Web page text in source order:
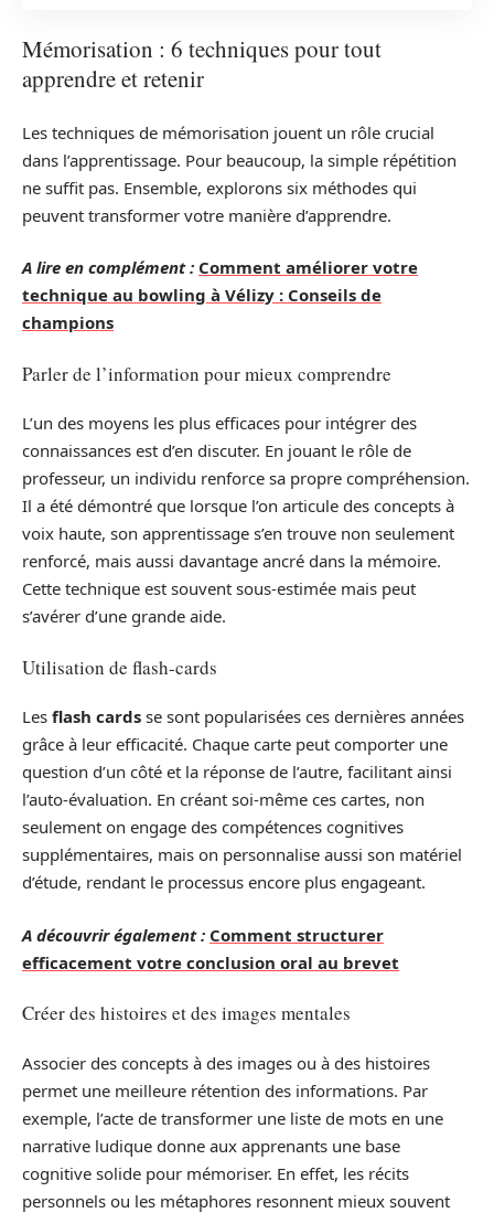
Mémorisation : 6 techniques pour tout
apprendre et retenir
Les techniques de mémorisation jouent un rôle crucial
dans l’apprentissage. Pour beaucoup, la simple répétition
ne suffit pas. Ensemble, explorons six méthodes qui
peuvent transformer votre manière d’apprendre.
A lire en complément : Comment améliorer votre
technique au bowling à Vélizy : Conseils de
champions
Parler de l’information pour mieux comprendre
L’un des moyens les plus efficaces pour intégrer des
connaissances est d’en discuter. En jouant le rôle de
professeur, un individu renforce sa propre compréhension.
Il a été démontré que lorsque l’on articule des concepts à
voix haute, son apprentissage s’en trouve non seulement
renforcé, mais aussi davantage ancré dans la mémoire.
Cette technique est souvent sous-estimée mais peut
s’avérer d’une grande aide.
Utilisation de flash-cards
Les flash cards se sont popularisées ces dernières années
grâce à leur efficacité. Chaque carte peut comporter une
question d’un côté et la réponse de l’autre, facilitant ainsi
l’auto-évaluation. En créant soi-même ces cartes, non
seulement on engage des compétences cognitives
supplémentaires, mais on personnalise aussi son matériel
d’étude, rendant le processus encore plus engageant.
A découvrir également : Comment structurer
efficacement votre conclusion oral au brevet
Créer des histoires et des images mentales
Associer des concepts à des images ou à des histoires
permet une meilleure rétention des informations. Par
exemple, l’acte de transformer une liste de mots en une
narrative ludique donne aux apprenants une base
cognitive solide pour mémoriser. En effet, les récits
personnels ou les métaphores resonnent mieux souvent